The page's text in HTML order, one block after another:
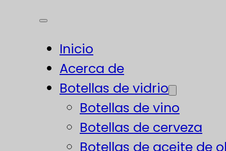
Inicio
Acerca de
Botellas de vidrio
Botellas de vino
Botellas de cerveza
Botellas de aceite de